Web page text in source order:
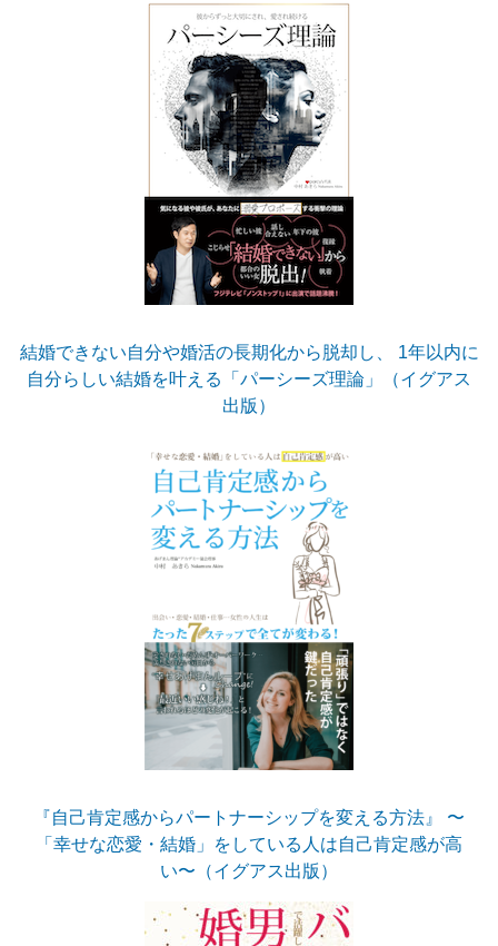
結婚できない自分や婚活の長期化から脱却し、 1年以内に
自分らしい結婚を叶える「パーシーズ理論」（イグアス
出版）
『自己肯定感からパートナーシップを変える方法』 〜
「幸せな恋愛・結婚」をしている人は自己肯定感が高
い〜（イグアス出版）